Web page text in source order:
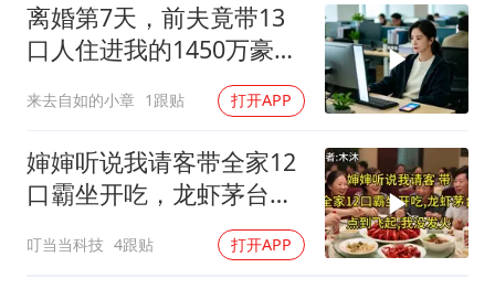
离婚第7天，前夫竟带13
口人住进我的1450万豪
来去自如的小章 1跟贴 打开APP
婶婶听说我请客带全家12
口霸坐开吃，龙虾茅台点
叮当当科技 4跟贴 打开APP